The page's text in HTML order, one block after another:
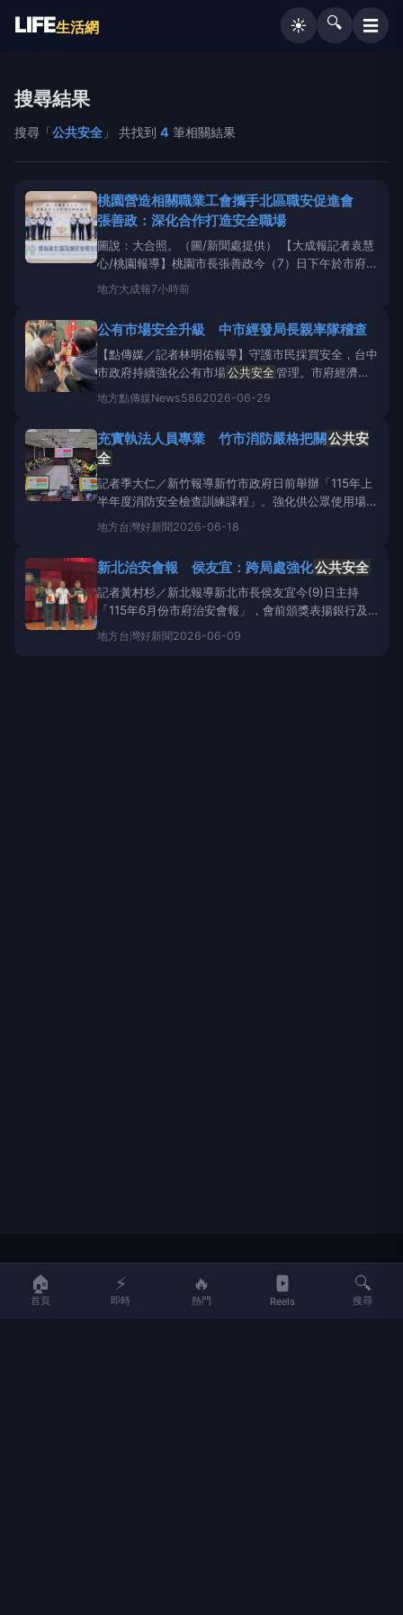
LIFE生活網 ☀️ 🔍 ☰
搜尋結果
搜尋「公共安全 」 共找到 4 筆相關結果
桃園營造相關職業工會攜手北區職安促進會
張善政：深化合作打造安全職場
圖說：大合照。（圖/新聞處提供） 【大成報記者袁慧
心/桃園報導】桃園市長張善政今（7）日下午於市府大
禮堂，出席「桃園市營造相關職業工會與營造業北區職
業安全衛生促進會締結安全伙伴儀式」。張市長表示，
全防護亦須同步提升。本次由市府勞動檢查處串聯鐵
工、泥
地方大成報7小時前
公有市場安全升級 中市經發局長親率隊稽查
【點傳媒／記者林明佑報導】守護市民採買安全，台中
市政府持續強化公有市場公共安全管理。市府經濟發
展局攜手消防局全面展開中市所有公有零售市場消防安
全稽查，今（29）日由經發局長張峯源率隊，會同消
場、第五市場、清水第一市場及梧棲第一市場等人潮眾
地方點傳媒News5862026-06-29
充實執法人員專業 竹市消防嚴格把關公共安
全
記者季大仁／新竹報導新竹市政府日前舉辦「115年上
半年度消防安全檢查訓練課程」。強化供公眾使用場所
的消防安全檢查及公共危險物品管理，新竹市政府日前
舉辦「115年上半年度消防安全檢查訓練課程」。此次
備案件審查與勘查、以及從事消防安全與危險物品檢查
的相關人
地方台灣好新聞 2026-06-18
新北治安會報 侯友宜：跨局處強化公共安全
記者黃村杉／新北報導新北市長侯友宜今(9)日主持
「115年6月份市府治安會報」，會前頒獎表揚銀行及
超商聯防攔阻詐欺案件有功人員，包括第一商業銀行大
坪林分行攔阻600萬元，以及統一超商板信門市攔阻
地方台灣好新聞 2026-06-09
LIFE
LIFE 生活網是台灣領先的生活資訊平台，提供即時新聞、生活、健康、
🏠
首頁
⚡
即時
🔥
熱門 Reels
🔍
搜尋